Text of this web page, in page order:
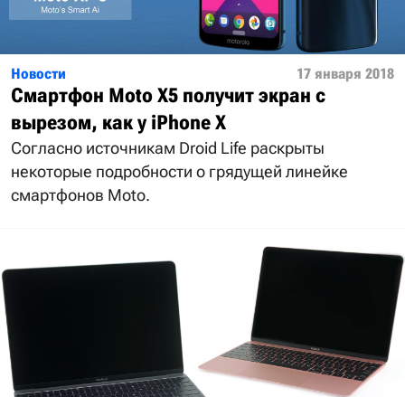
Новости 17 января 2018
Смартфон Moto X5 получит экран с
вырезом, как у iPhone X
Согласно источникам Droid Life раскрыты
некоторые подробности о грядущей линейке
смартфонов Moto.